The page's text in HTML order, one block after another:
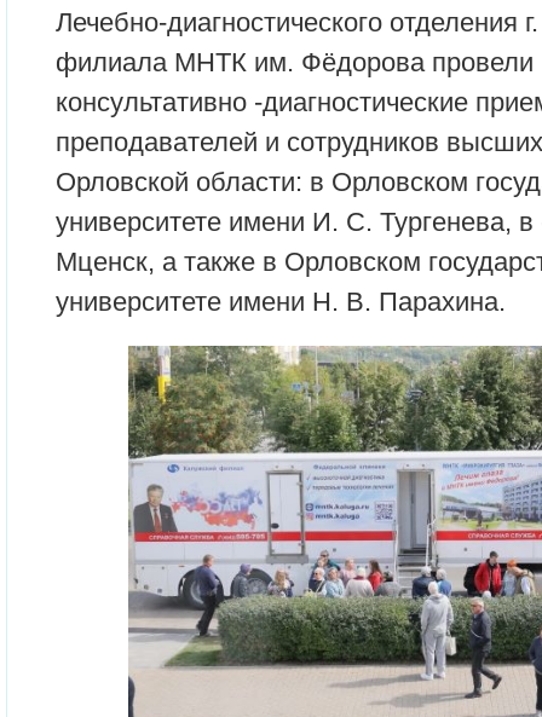
Лечебно-диагностического отделения
филиала МНТК им. Фёдорова провели
консультативно -диагностические
преподавателей и сотрудников
Орловской области: в Орловском
университете имени И. С. Тургенева, в
Мценск, а также в Орловском
университете имени Н. В. Парахина.